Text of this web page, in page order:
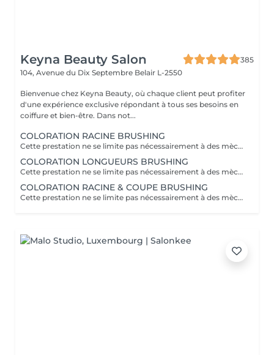
Keyna Beauty Salon
385
104, Avenue du Dix Septembre Belair L-2550
Bienvenue chez Keyna Beauty, où chaque client peut profiter
d'une expérience exclusive répondant à tous ses besoins en
coiffure et bien-être. Dans not...
COLORATION RACINE BRUSHING
Cette prestation ne se limite pas nécessairement à des mèches ou à un balayage, mais comprends une coloration simples sur les racines. Pour toutes les colorations réalisées par le salon, si vous souhaitez bénéficier d'un soin intensif, veuillez le sélectionner dans la section "Soins", car cela sera considéré comme un supplément. Important: cheveux sans tresse ni noeuds à l'arrivée; tout noeuds ou tressage entraîne l'annulation et 50% de la prestation est retenu ou si le coiffeur a assez de temps pour vous les défaire un supplément s'appliquera . Ce que comprend la prestation - Consultation et diagnostic personnalisés des cheveux et de la couleur - Shampooing nourrissant - Masque nourrissant et hydratant - Soin sans rinçage - Brushing - Fixateur ou Serum Toute arrivée retardée de 15-30 minutes ou plus entraînera l'annulation automatique du rendez-vous.
COLORATION LONGUEURS BRUSHING
Cette prestation ne se limite pas nécessairement à des mèches ou à un balayage, mais comprends une coloration simples sur les racines. Pour toutes les colorations réalisées par le salon, si vous souhaitez bénéficier d'un soin intensif, veuillez le sélectionner dans la section "Soins", car cela sera considéré comme un supplément. Important: cheveux sans tresse ni noeuds à l'arrivée; tout noeuds ou tressage entraîne l'annulation et 50% de la prestation est retenu ou si le coiffeur a assez de temps pour vous les défaire un supplément s'appliquera . Ce que comprend la prestation - Consultation et diagnostic personnalisés des cheveux et de la couleur - Shampooing nourrissant - Masque nourrissant et hydratant - Soin sans rinçage - Brushing - Fixateur ou Serum Toute arrivée retardée de 15-30 minutes ou plus entraînera l'annulation automatique du rendez-vous.
COLORATION RACINE & COUPE BRUSHING
Cette prestation ne se limite pas nécessairement à des mèches ou à un balayage, mais comprends une coloration simples sur les racines. Pour toutes les colorations réalisées par le salon, si vous souhaitez bénéficier d'un soin intensif, veuillez le sélectionner dans la section "Soins", car cela sera considéré comme un supplément. Important: cheveux sans tresse ni noeuds à l'arrivée; tout noeuds ou tressage entraîne l'annulation et 50% de la prestation est retenu ou si le coiffeur a assez de temps pour vous les défaire un supplément s'appliquera . Ce que comprend la prestation - Consultation et diagnostic personnalisés des cheveux de la couleur et la coupe - Shampooing nourrissant - Masque nourrissant et hydratant - Soin sans rinçage - Coupe et Brushing - Fixateur ou Serum Toute arrivée retardée de 15-30 minutes ou plus entraînera l'annulation automatique du rendez-vous.